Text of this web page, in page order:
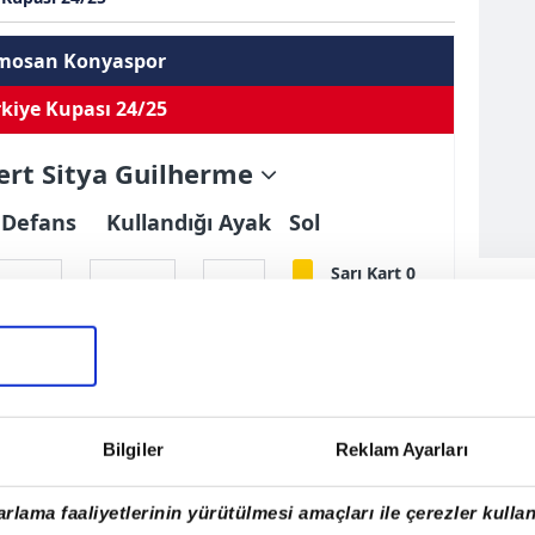
Bilgiler Reklam Ayarları
faaliyetlerinin yürütülmesi amaçları ile çerezler
Konyaspor
Kupası 24/25
Sitya Guilherme
Defans Kullandığı Ayak Sol
Sarı Kart 0
Sitya Guilherme